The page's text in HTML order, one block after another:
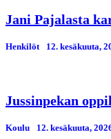
Jani Pajalasta
Henkilöt 12. kesäkuuta,
Jussinpekan
Koulu 12. kesäkuuta,